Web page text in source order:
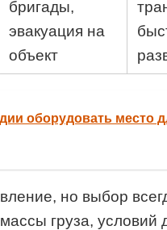
бригады,
эвакуация на
объект
оборудовать место
но выбор
груза, условий